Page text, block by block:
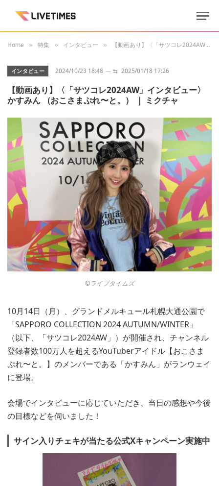
Home » 特集 » インタビュー » 【動画あり】〈「サツコレ2024AW」インタビュー〉 かすみん （おこさまぷれ〜と。） ｜ ミクチャ
インタビュー 2024/10/23 18:48 ⇆ 2025/01/18 17:26
【動画あり】〈「サツコレ2024AW」インタビュー〉
かすみん （おこさまぷれ〜と。） ｜ ミクチャ
©︎ライブタイムズ
10月14日（月）、グランドメルキュール札幌大通公園で
「SAPPORO COLLECTION 2024 AUTUMN/WINTER」
（以下、「サツコレ2024AW」）が開催され、チャンネル
登録者数100万人を超えるYouTuberアイドル【おこさま
ぷれ〜と。】のメンバーである「かすみん」がランウェイ
に登場。
会場でインタビューに応じていただき、当日の感想や今後
の目標などを伺いました！
サイン入りチェキが当たる公式Xキャンペーン実施中